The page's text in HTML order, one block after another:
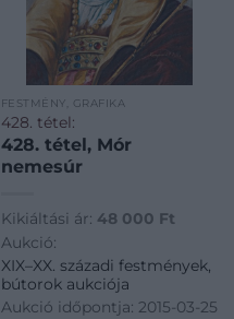
FESTMÉNY, GRAFIKA
428. tétel:
428. tétel, Mór
nemesúr
Kikiáltási ár: 48 000 Ft
Aukció:
XIX–XX. századi festmények,
bútorok aukciója
Aukció időpontja: 2015-03-25